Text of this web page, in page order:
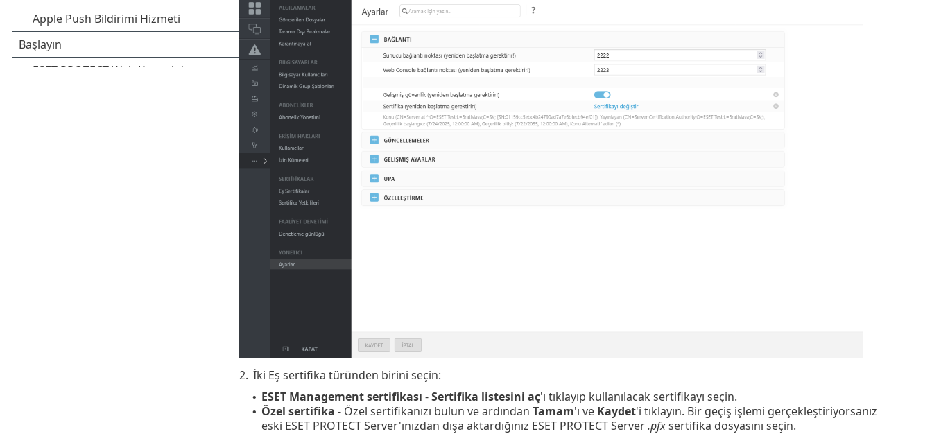
2. İki Eş sertifika türünden birini seçin:
• ESET Management sertifikası -Sertifika listesini aç'ı tıklayıp kullanılacak sertifikayı seçin.
• Özel sertifika - Özel sertifikanızı bulun ve ardından Tamam'ı ve Kaydet'i tıklayın. Bir geçiş işlemi gerçekleştiriyorsanız
eski ESET PROTECT Server'ınızdan dışa aktardığınız ESET PROTECT Server.pfxsertifika dosyasını seçin.